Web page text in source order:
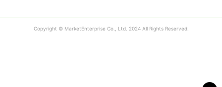
Copyright © MarketEnterprise Co., Ltd. 2024 All Rights Reserved.